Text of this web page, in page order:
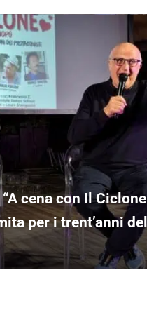
cena con Il
per i trent’anni del